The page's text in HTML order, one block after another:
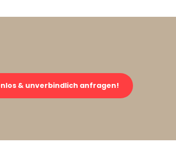
& unverbindlich anfragen!